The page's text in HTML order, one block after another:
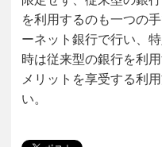
を利用するのも一つの
ーネット銀行で行い、
時は従来型の銀行を利
メリットを享受する利
い。